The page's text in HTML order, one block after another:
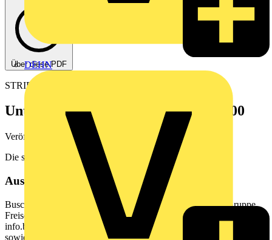
DEHN
Über diese PDF
STRIEBEL & JOHN
Unterputz-Stromkreisverteiler UK600
Veröffentlicht: 18. Mai 2020
· Kategorie: Flyer
Die smarte Lösung für Ihre Installations Ideen
Aus diesem Dokument
Busch-Jaeger Elektro GmbH Ein Unternehmen der ABB-Gruppe
Freisenbergstrae 2 58513 Ldenscheid busch-jaeger.de
info.bje@de.abb.com
Hinweis: Technische nderungen der Produkte
sowie nderungen im Inhalt dieses Dokuments behalten wir uns